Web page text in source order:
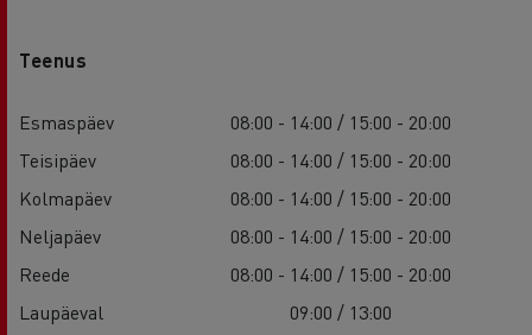
Teenus
Esmaspäev
08:00 - 14:00 / 15:00 - 20:00
Teisipäev
08:00 - 14:00 / 15:00 - 20:00
Kolmapäev
08:00 - 14:00 / 15:00 - 20:00
Neljapäev
08:00 - 14:00 / 15:00 - 20:00
Reede
08:00 - 14:00 / 15:00 - 20:00
Laupäeval
09:00 / 13:00